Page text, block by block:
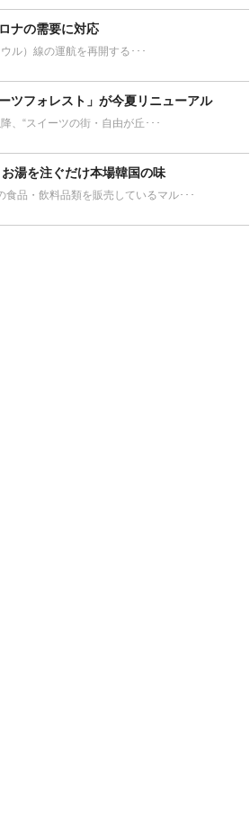
ナの需要に対応
ル）線の運航を再開する･･･
ツフォレスト」が今夏リニューアル
、“スイーツの街・自由が丘･･･
湯を注ぐだけ本場韓国の味
品・飲料品類を販売しているマル･･･